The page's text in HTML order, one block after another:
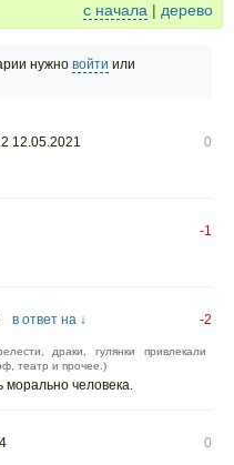
с начала | дерево
нужно войти или
12.05.2021
0
-1
в ответ на ↓ -2
драки, гулянки привлекали
театр и прочее.)
морально человека.
0